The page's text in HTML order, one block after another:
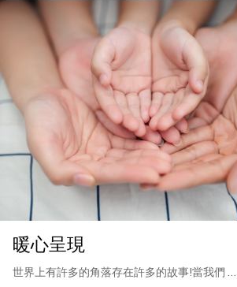
暖心呈現
世界上有許多的角落存在許多的故事!當我們 …